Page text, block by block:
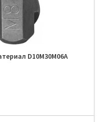
D10M30M06A